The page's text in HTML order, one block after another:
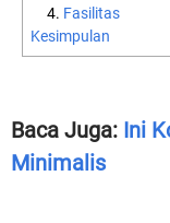
Fasilitas
Kesimpulan
Baca Juga: Ini
Minimalis